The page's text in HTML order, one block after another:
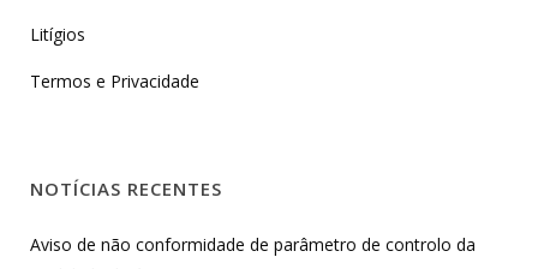
Litígios
Termos e Privacidade
NOTÍCIAS RECENTES
Aviso de não conformidade de parâmetro de controlo da